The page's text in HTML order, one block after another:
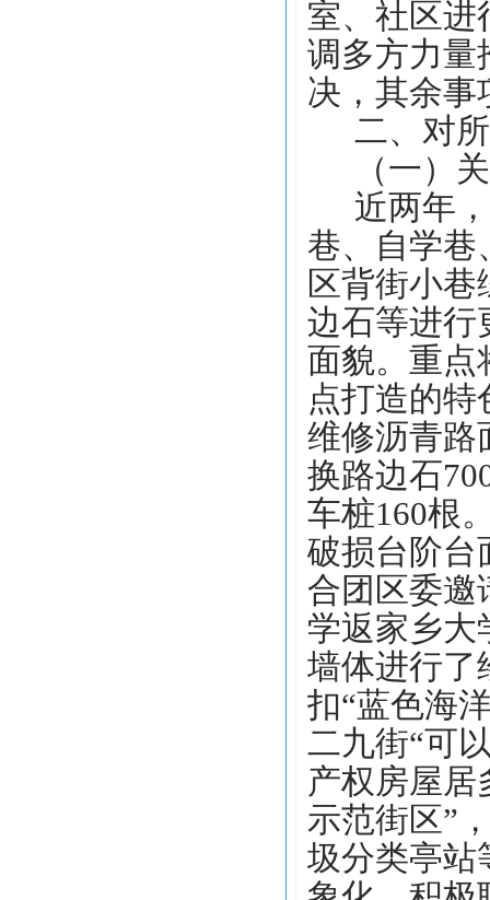
室、社区进
调多方力量
决，其余事
二、对
（一）
近两年
巷、自学巷
区背街小
边石等进行
面貌。重点
点打造的特
维修沥青路
换路边石
车桩160根
破损台阶台
合团区委邀
学返家乡大
墙体进行了
扣“蓝色海
二九街“可
产权房屋居
示范街区”
圾分类亭站